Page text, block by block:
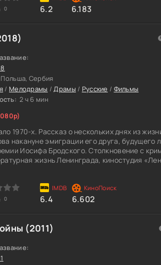
0 6.2 6.183
Польша, Сербия
/ Мелодрамы /Драмы / Русские / Фильмы
2 ч 6 мин
1970-х. Рассказ о нескольких днях из
накануне эмиграции его друга, будущего
Иосифа Бродского. Столкновение с
жизнь Ленинграда, киностудия
0 6.4 6.602
(2011)